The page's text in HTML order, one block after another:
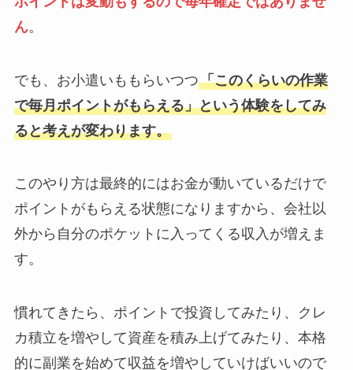
ん。
でも、お小遣いももらいつつ「このくらいの作業
で毎月ポイントがもらえる」という体験をしてみ
ると考えが変わります。
このやり方は最終的にはお金が動いているだけで
ポイントがもらえる状態になりますから、会社以
外から自分のポケットに入ってくる収入が増えま
す。
慣れてきたら、ポイントで投資してみたり、クレ
カ積立を増やして資産を積み上げてみたり、本格
的に副業を始めて収益を増やしていけばいいので